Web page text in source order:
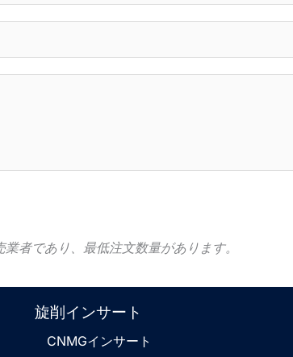
業者であり、最低注文数量があります。
旋削インサート
CNMGインサート